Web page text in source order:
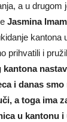
a u drugom
Jasmina
kantona
prihvatili i
kantona
i danas
a toga ima
u kantonu i